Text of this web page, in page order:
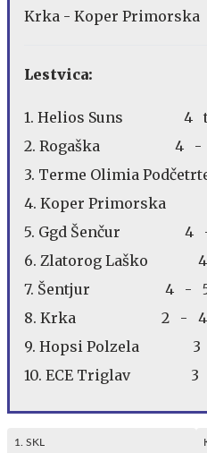
Krka - Koper Primorska
Lestvica:
1. Helios Suns 4
2. Rogaška 4 -
3. Terme Olimia
4. Koper
5. Ggd Šenčur 4
6. Zlatorog Laško
7. Šentjur 4 -
8. Krka 2 - 4
9. Hopsi Polzela
10. ECE Triglav 3
1. SKL